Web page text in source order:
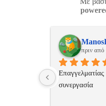
πριν από
συνεργασία